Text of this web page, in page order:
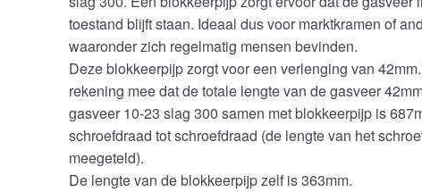
toestand blijft staan. Ideaal dus voor marktkramen of
waaronder zich regelmatig mensen bevinden.
Deze blokkeerpijp zorgt voor een verlenging van
rekening mee dat de totale lengte van de gasveer
gasveer 10-23 slag 300 samen met blokkeerpijp is
schroefdraad tot schroefdraad (de lengte van het
meegeteld).
De lengte van de blokkeerpijp zelf is 363mm.